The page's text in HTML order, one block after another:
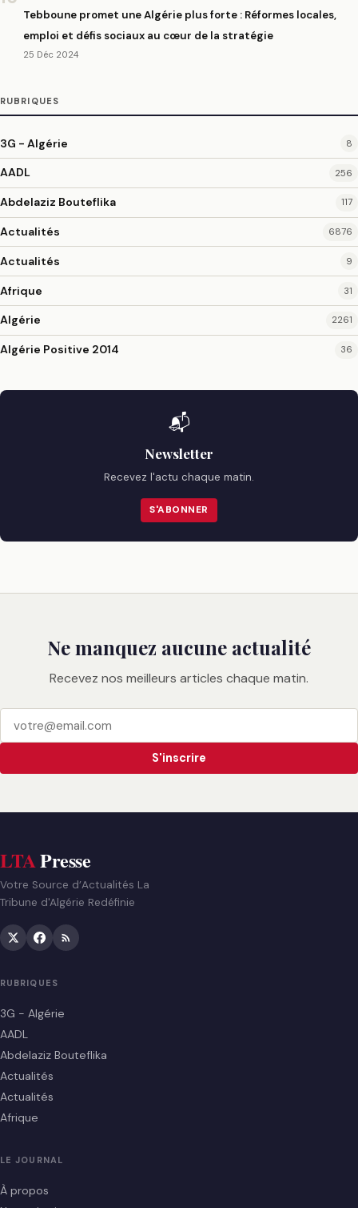
Tebboune promet une Algérie plus forte : Réformes locales,
emploi et défis sociaux au cœur de la stratégie
25 Déc 2024
RUBRIQUES
3G - Algérie 8
AADL 256
Abdelaziz Bouteflika 117
Actualités 6876
Actualités 9
Afrique 31
Algérie 2261
Algérie Positive 2014 36
📬
Newsletter
Recevez l'actu chaque matin.
S'ABONNER
Ne manquez aucune actualité
Recevez nos meilleurs articles chaque matin.
S'inscrire
LTAPresse
Votre Source d’Actualités La
Tribune d'Algérie Redéfinie
RUBRIQUES
3G - Algérie
AADL
Abdelaziz Bouteflika
Actualités
Actualités
Afrique
LE JOURNAL
À propos